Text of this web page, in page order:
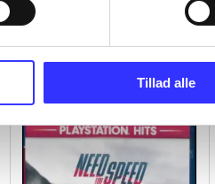
Tillad alle